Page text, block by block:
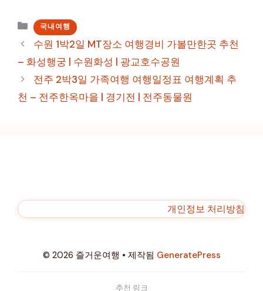
카
테
고
리
국내여행
수원 1박2일 MT장소 여행경비 가볼만한곳 추천
– 화성행궁 | 수원화성 | 광교호수공원
전주 2박3일 가족여행 여행일정표 여행계획 추
천 – 전주한옥마을 | 경기전 | 전주동물원
개인정보 처리방침
© 2026 즐거운여행 • 제작됨 GeneratePress
추천 링크